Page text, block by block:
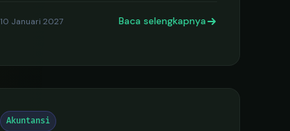
10 Januari 2027 Baca selengkapnya
Akuntansi